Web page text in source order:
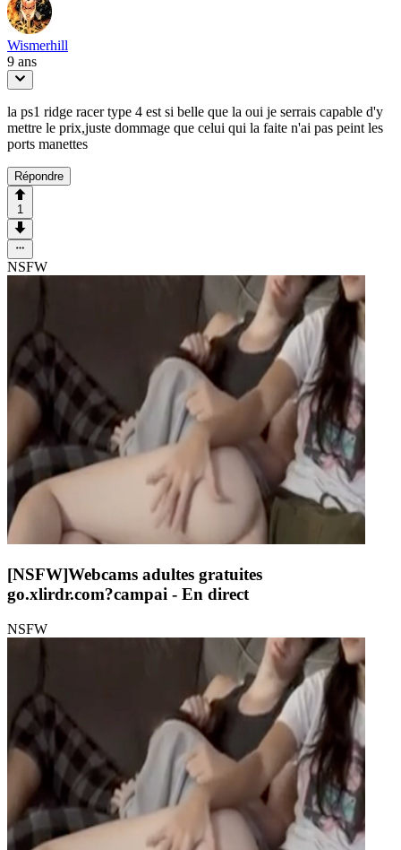
Wismerhill
9 ans
la ps1 ridge racer type 4 est si belle que la oui je serrais capable d'y
mettre le prix,juste dommage que celui qui la faite n'ai pas peint les
ports manettes
Répondre
1
NSFW
[NSFW]Webcams adultes gratuites
go.xlirdr.com?campai - En direct
NSFW